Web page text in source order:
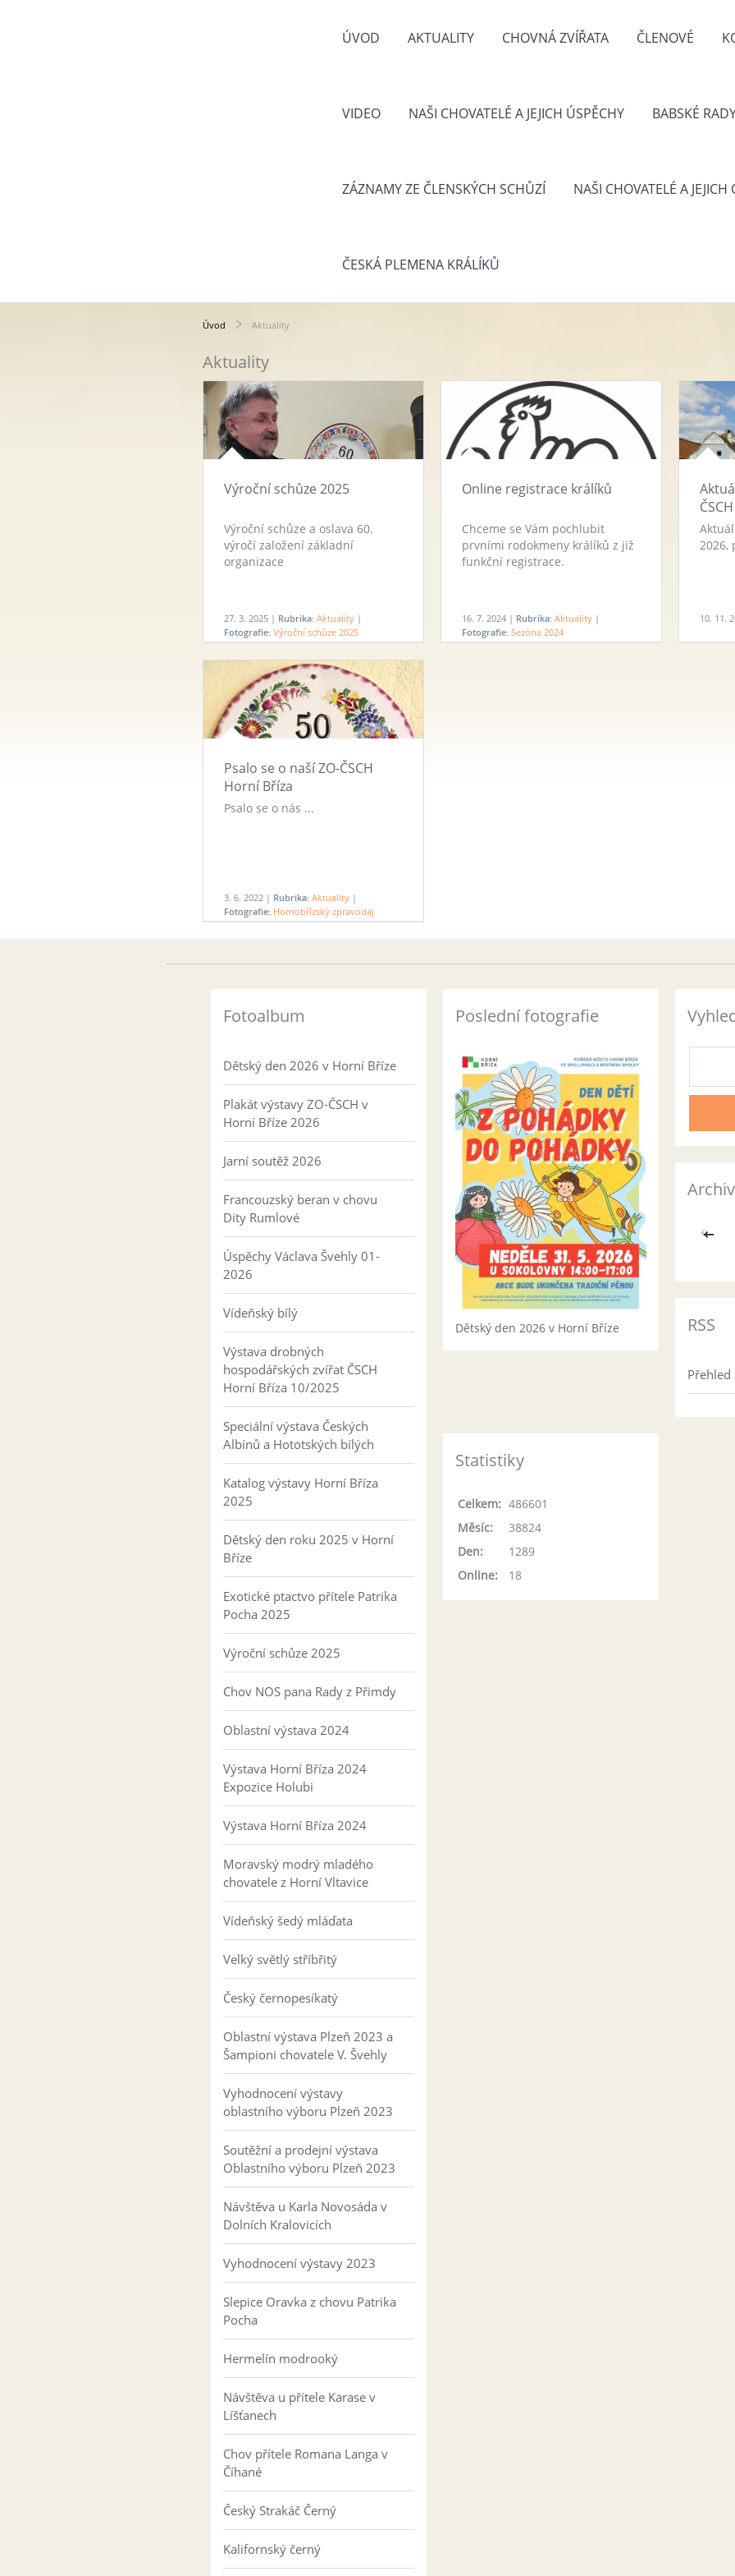
ÚVOD AKTUALITY CHOVNÁ ZVÍŘATA ČLENOVÉ
VIDEO NAŠI CHOVATELÉ A JEJICH ÚSPĚCHY BABSKÉ
ZÁZNAMY ZE ČLENSKÝCH SCHŮZÍ NAŠI CHOVATELÉ A
ČESKÁ PLEMENA KRÁLÍKŮ
Úvod Aktuality
Aktuality
Výroční schůze 2025
Výroční schůze a oslava 60.
výročí založení základní
organizace
27. 3. 2025 | Rubrika: Aktuality |
Fotografie: Výroční schůze 2025
Online registrace králíků
Chceme se Vám pochlubit
prvními rodokmeny králíků z již
funkční registrace.
16. 7. 2024 | Rubrika: Aktuality |
Fotografie: Sezóna 2024
2026,
10. 11.
Psalo se o naší ZO-ČSCH
Horní Bříza
Psalo se o nás ...
3. 6. 2022 | Rubrika: Aktuality |
Fotografie: Hornobřízský zpravodaj
Fotoalbum
Dětský den 2026 v Horní Bříze
Plakát výstavy ZO-ČSCH v
Horní Bříze 2026
Jarní soutěž 2026
Francouzský beran v chovu
Dity Rumlové
Úspěchy Václava Švehly 01-
2026
Vídeňský bílý
Výstava drobných
hospodářských zvířat ČSCH
Horní Bříza 10/2025
Speciální výstava Českých
Albínů a Hototských bílých
Katalog výstavy Horní Bříza
2025
Dětský den roku 2025 v Horní
Bříze
Exotické ptactvo přítele Patrika
Pocha 2025
Výroční schůze 2025
Chov NOS pana Rady z Přimdy
Oblastní výstava 2024
Výstava Horní Bříza 2024
Expozice Holubi
Výstava Horní Bříza 2024
Moravský modrý mladého
chovatele z Horní Vltavice
Vídeňský šedý mláďata
Velký světlý stříbřitý
Český černopesíkatý
Oblastní výstava Plzeň 2023 a
Šampioni chovatele V. Švehly
Vyhodnocení výstavy
oblastního výboru Plzeň 2023
Soutěžní a prodejní výstava
Oblastního výboru Plzeň 2023
Návštěva u Karla Novosáda v
Dolních Kralovicích
Vyhodnocení výstavy 2023
Slepice Oravka z chovu Patrika
Pocha
Hermelín modrooký
Návštěva u přítele Karase v
Líšťanech
Chov přítele Romana Langa v
Číhané
Český Strakáč Černý
Kalifornský černý
Poslední fotografie
Dětský den 2026 v Horní Bříze
Archiv
<<
RSS
Statistiky
Online: 18
Celkem: 486601
Měsíc:
38824
Den:
1289